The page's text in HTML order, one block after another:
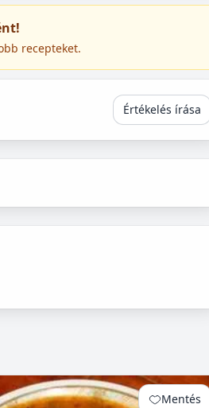
recepteket.
Értékelés írása
Mentés